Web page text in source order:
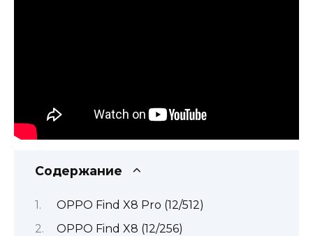
Содержание
OPPO Find X8 Pro (12/512)
OPPO Find X8 (12/256)